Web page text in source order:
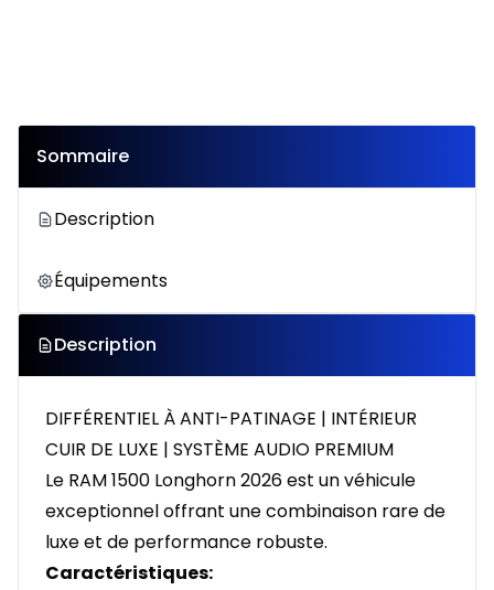
Sommaire
Description
Équipements
Description
DIFFÉRENTIEL À ANTI-PATINAGE | INTÉRIEUR
CUIR DE LUXE | SYSTÈME AUDIO PREMIUM
Le RAM 1500 Longhorn 2026 est un véhicule
exceptionnel offrant une combinaison rare de
luxe et de performance robuste.
Caractéristiques: